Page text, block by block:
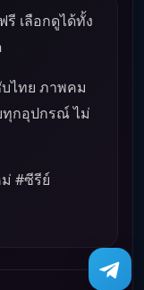
เลือกดูได้ทั้ง
ไทย ภาพคม
ทุกอุปกรณ์ ไม่
#ซีรีย์